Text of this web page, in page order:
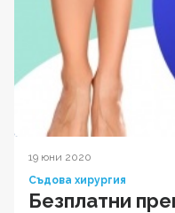
19 юни 2020
Съдова хирургия
Безплатни